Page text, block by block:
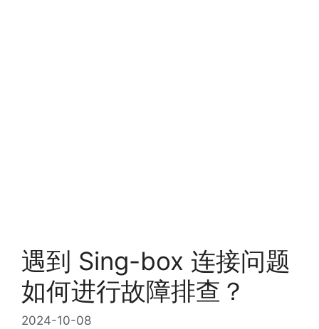
遇到 Sing-box 连接问题
如何进行故障排查？
2024-10-08